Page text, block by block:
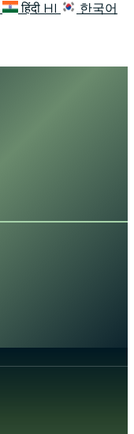
हिंदी HI
한국어